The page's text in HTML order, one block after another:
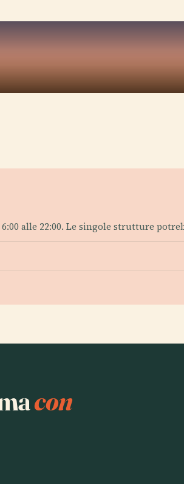
alle 22:00. Le singole strutture
con